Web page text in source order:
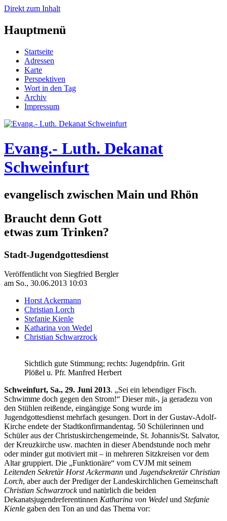
Direkt zum Inhalt
Hauptmenü
Startseite
Adressen
Karte
Perspektiven
Wort in den Tag
Archiv
Impressum
Evang.- Luth. Dekanat
Schweinfurt
evangelisch zwischen Main und Rhön
Braucht denn Gott
etwas zum Trinken?
Stadt-Jugendgottesdienst
Veröffentlicht von Siegfried Bergler
am So., 30.06.2013 10:03
Horst Ackermann
Christian Lorch
Stefanie Kienle
Katharina von Wedel
Christian Schwarzrock
Sichtlich gute Stimmung; rechts: Jugendpfrin. Grit
Plößel u. Pfr. Manfred Herbert
Schweinfurt, Sa., 29. Juni 2013. „Sei ein lebendiger Fisch.
Schwimme doch gegen den Strom!“ Dieser mit-, ja geradezu von
den Stühlen reißende, eingängige Song wurde im
Jugendgottesdienst mehrfach gesungen. Dort in der Gustav-Adolf-
Kirche endete der Stadtkonfirmandentag. 50 Schülerinnen und
Schüler aus der Christuskirchengemeinde, St. Johannis/St. Salvator,
der Kreuzkirche usw. machten in dieser Abendstunde noch mehr
oder minder gut motiviert mit – in mehreren Sitzkreisen vor dem
Altar gruppiert. Die „Funktionäre“ vom CVJM mit seinem
Leitenden Sekretär Horst Ackermann und Jugendsekretär Christian
Lorch, aber auch der Prediger der Landeskirchlichen Gemeinschaft
Christian Schwarzrockund natürlich die beiden
Dekanatsjugendreferentinnen Katharina von Wedel und Stefanie
Kienle gaben den Ton an und das Thema vor: